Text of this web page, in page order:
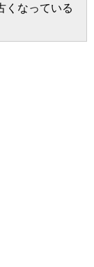
くなっている